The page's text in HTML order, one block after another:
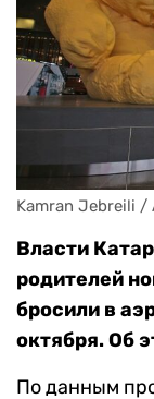
Kamran Jebreili /
Власти
родителей
бросили в
октября. Об
По данным